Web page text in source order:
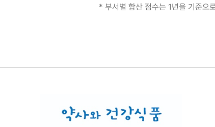
* 부서별 합산 점수는 1년을 기준으